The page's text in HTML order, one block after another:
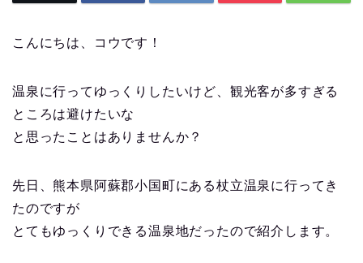
こんにちは、コウです！
温泉に行ってゆっくりしたいけど、観光客が多すぎる
ところは避けたいな
と思ったことはありませんか？
先日、熊本県阿蘇郡小国町にある杖立温泉に行ってき
たのですが
とてもゆっくりできる温泉地だったので紹介します。